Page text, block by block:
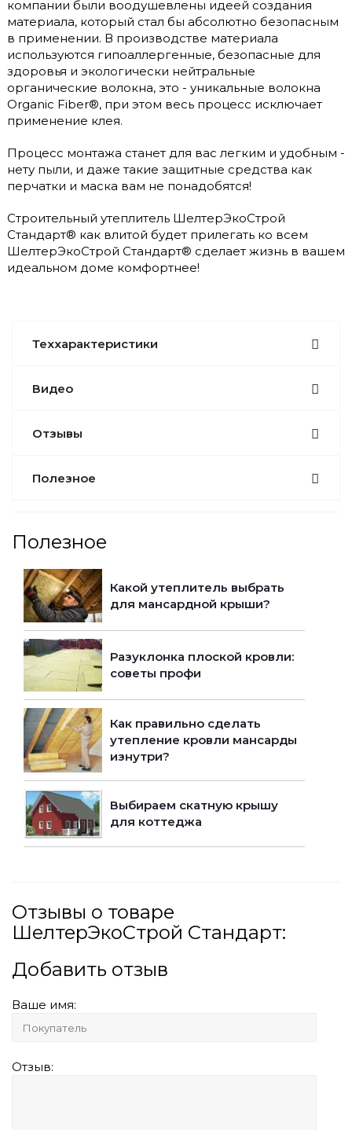
компании были воодушевлены идеей создания
материала, который стал бы абсолютно безопасным
в применении. В производстве материала
используются гипоаллергенные, безопасные для
здоровья и экологически нейтральные
органические волокна, это - уникальные волокна
Organic Fiber®, при этом весь процесс исключает
применение клея.
Процесс монтажа станет для вас легким и удобным -
нету пыли, и даже такие защитные средства как
перчатки и маска вам не понадобятся!
Строительный утеплитель ШелтерЭкоСтрой
Стандарт® как влитой будет прилегать ко всем
ШелтерЭкоСтрой Стандарт® сделает жизнь в вашем
идеальном доме комфортнее!
Теххарактеристики
Видео
Отзывы
Полезное
Полезное
Какой утеплитель выбрать
для мансардной крыши?
Разуклонка плоской кровли:
советы профи
Как правильно сделать
утепление кровли мансарды
изнутри?
Выбираем скатную крышу
для коттеджа
Отзывы о товаре
ШелтерЭкоСтрой Стандарт:
Добавить отзыв
Ваше имя:
Отзыв: